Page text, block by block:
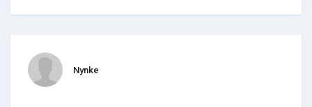
Nynke